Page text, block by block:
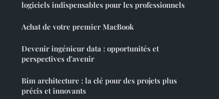
logiciels indispensables pour les professionnels
Achat de votre premier MacBook
Devenir ingénieur data : opportunités et
perspectives d'avenir
Bim architecture : la clé pour des projets plus
précis et innovants